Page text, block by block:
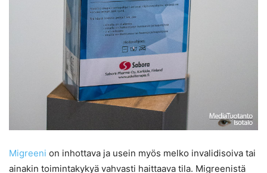
Migreeni on inhottava ja usein myös melko invalidisoiva tai
ainakin toimintakykyä vahvasti haittaava tila. Migreenistä